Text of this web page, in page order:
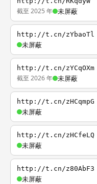
截至 2025 年 未屏蔽
http://t.cn/zYbaoTl
未屏蔽
http://t.cn/zYCqOXm
截至 2026 年 未屏蔽
http://t.cn/zHCqmpG
未屏蔽
http://t.cn/zHCfeLQ
未屏蔽
http://t.cn/z80AbF3
未屏蔽